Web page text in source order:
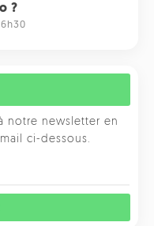
?
notre newsletter en
ci-dessous.